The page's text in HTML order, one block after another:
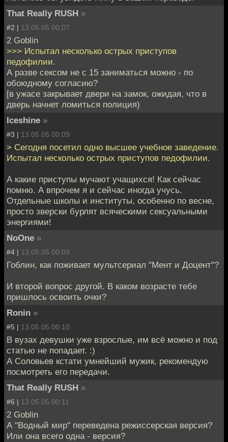
That Really RUSH »
#2 | 13.05.05 00:07
2 Goblin
>>> Испытал несколько острых приступов
педофилии.
А разве сексом не с 15 заниматься можно - по
обоюдному согласию?
[в ужасе закрывает двери на замок, ожидая, что в
дверь начнет ломиться полиция)
Iceshine »
#3 | 13.05.05 00:09
> Сегодня посетил одно высшее учебное заведение.
Испытал несколько острых приступов педофилии.
А какие приступы мучают учащихся! Как сейчас
помню. А впрочем я и сейчас иногда учусь.
Отдельные школы и институты, особенно по весне,
просто зверски бурлят всяческими сексуальными
энергиями!
NoOne »
#4 | 13.05.05 00:09
Гоблин, как поживает мультсериал "Мент и Доцент"?
И второй вопрос другой. В каком возрасте тебе
пришлось освоить очки?
Ronin »
#5 | 13.05.05 00:10
В вузах девушки уже взрослые, им всё можно и под
статью не попадает. :)
А Соловьев кстати умнейший мужик, рекомендую
посмотреть его передачи.
That Really RUSH »
#6 | 13.05.05 00:11
2 Goblin
А "Водный мир" переведена режиссерская версия?
Или она всего одна - версия?